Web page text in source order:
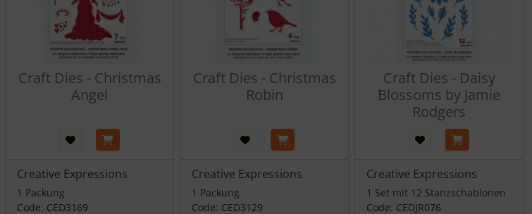
Craft Dies - Christmas
Angel
Creative Expressions
1 Packung
Code: CED3169
Craft Dies - Christmas
Robin
Creative Expressions
1 Packung
Code: CED3129
Craft Dies - Daisy
Blossoms by Jamie
Rodgers
Creative Expressions
1 Set mit 12 Stanzschablonen
Code: CEDJR076